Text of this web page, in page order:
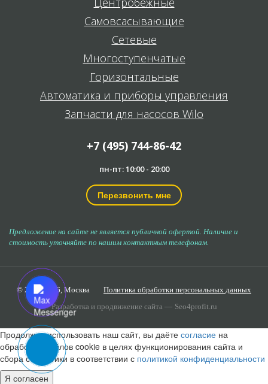
Самовсасывающие
Сетевые
Многоступенчатые
Горизонтальные
Автоматика и приборы управления
Запчасти для насосов Wilo
+7 (495) 744-86-42
пн-пт: 10:00 - 20:00
Перезвонить мне
Предложение на сайте не является публичной офертой. Наличие и
стоимость уточняйте по нашим контактным телефонам.
© 2006-2026, Москва
Политика обработки персональных данных
Разработка и продвижение сайта — Seo4profit.ru
Продолжая использовать наш сайт, вы даёте согласие на
обработку файлов cookie в целях функционирования сайта и
сбора статистики в соответствии с политикой конфиденциальности
Я согласен